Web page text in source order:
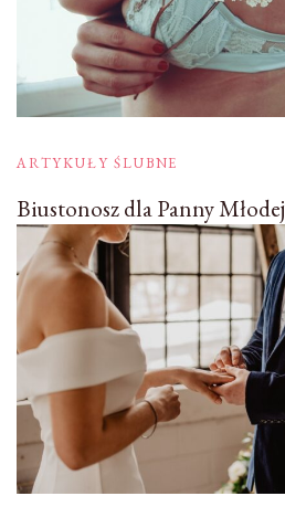
ARTYKUŁY ŚLUBNE
Biustonosz dla Panny Młodej